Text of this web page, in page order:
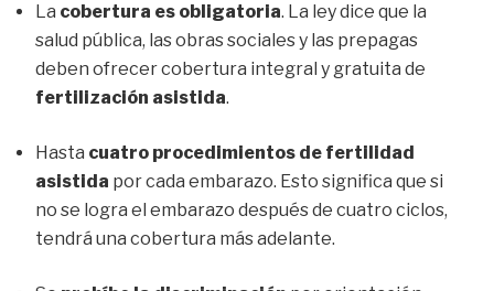
La cobertura es obligatoria. La ley dice que la
salud pública, las obras sociales y las prepagas
deben ofrecer cobertura integral y gratuita de
fertilización asistida.
Hasta cuatro procedimientos de fertilidad
asistida por cada embarazo. Esto significa que si
no se logra el embarazo después de cuatro ciclos,
tendrá una cobertura más adelante.